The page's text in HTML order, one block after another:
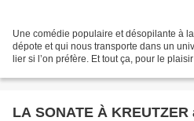
Une comédie populaire et désopilante à
dépote et qui nous transporte dans un
lier si l’on préfère. Et tout ça, pour le
LA SONATE À